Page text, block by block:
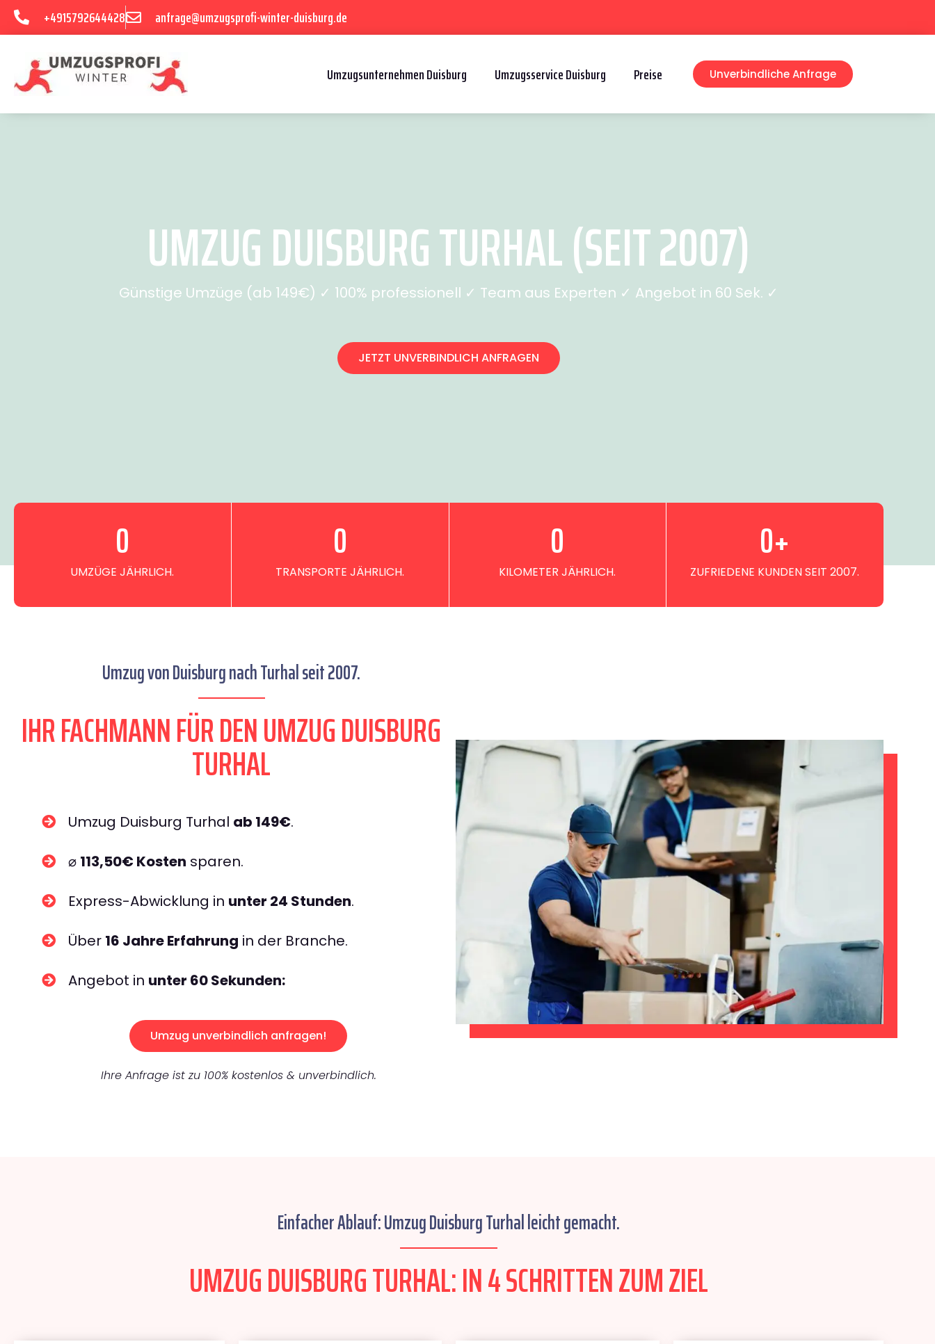
+4915792644428 anfrage@umzugsprofi-winter-duisburg.de
Umzugsunternehmen Duisburg Umzugsservice Duisburg Preise Unverbindliche Anfrage
UMZUG DUISBURG TURHAL (SEIT 2007)
Günstige Umzüge (ab 149€) ✓ 100% professionell ✓ Team aus Experten ✓ Angebot in 60 Sek. ✓
JETZT UNVERBINDLICH ANFRAGEN
UMZÜGE JÄHRLICH.
0
TRANSPORTE JÄHRLICH.
0
KILOMETER JÄHRLICH.
0
ZUFRIEDENE KUNDEN SEIT 2007.
0+
Umzug von Duisburg nach Turhal seit 2007.
IHR FACHMANN FÜR DEN UMZUG DUISBURG
TURHAL
Umzug Duisburg Turhal ab 149€.
⌀ 113,50€ Kosten sparen.
Express-Abwicklung in unter 24 Stunden.
Über 16 Jahre Erfahrung in der Branche.
Angebot in unter 60 Sekunden:
Umzug unverbindlich anfragen!
Ihre Anfrage ist zu 100% kostenlos & unverbindlich.
Einfacher Ablauf: Umzug Duisburg Turhal leicht gemacht.
UMZUG DUISBURG TURHAL: IN 4 SCHRITTEN ZUM ZIEL